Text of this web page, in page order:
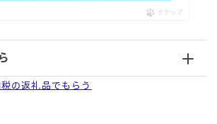
ポチップ
の返礼品でもらう